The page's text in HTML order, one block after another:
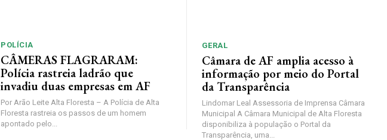
POLÍCIA
CÂMERAS FLAGRARAM:
Polícia rastreia ladrão que
invadiu duas empresas em AF
Por Arão Leite Alta Floresta – A Polícia de Alta
Floresta rastreia os passos de um homem
apontado pelo...
GERAL
Câmara de AF amplia acesso à
informação por meio do Portal
da Transparência
Lindomar Leal Assessoria de Imprensa Câmara
Municipal A Câmara Municipal de Alta Floresta
disponibiliza à população o Portal da
Transparência, uma...